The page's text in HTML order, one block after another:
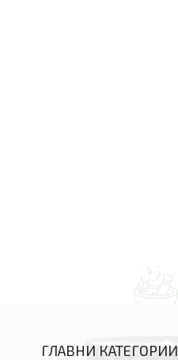
ГЛАВНИ КАТЕГОРИИ